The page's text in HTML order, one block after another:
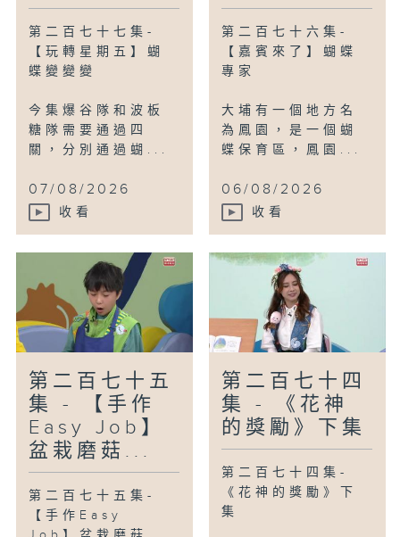
第二百七十七集-
【玩轉星期五】蝴
蝶變變變
今集爆谷隊和波板
糖隊需要通過四
關，分別通過蝴...
07/08/2026
收看
第二百七十六集-
【嘉賓來了】蝴蝶
專家
大埔有一個地方名
為鳳園，是一個蝴
蝶保育區，鳳園...
06/08/2026
收看
第二百七十五
集 - 【手作
Easy Job】
盆栽磨菇...
第二百七十五集-
【手作Easy
第二百七十四
集 - 《花神
的獎勵》下集
第二百七十四集-
《花神的獎勵》下
集